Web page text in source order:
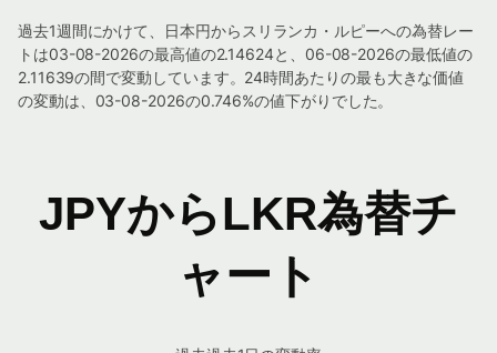
過去1週間にかけて、日本円からスリランカ・ルピーへの為替レー
トは03-08-2026の最高値の2.14624と、06-08-2026の最低値の
2.11639の間で変動しています。24時間あたりの最も大きな価値
の変動は、03-08-2026の0.746%の値下がりでした。
JPYからLKR為替チ
ャート